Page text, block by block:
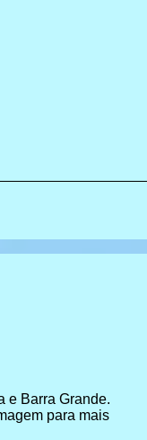
e Barra Grande.
para mais